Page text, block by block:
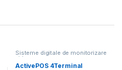
Sisteme digitale de monitorizare
video
ActivePOS 4Terminal